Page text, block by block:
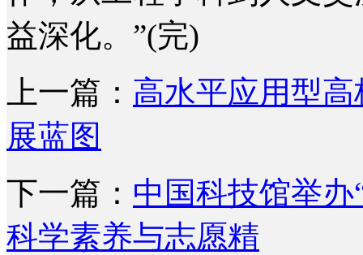
益深化。”(完)
上一篇： 高水平应用型
展蓝图
下一篇： 中国科技馆举
科学素养与志愿精